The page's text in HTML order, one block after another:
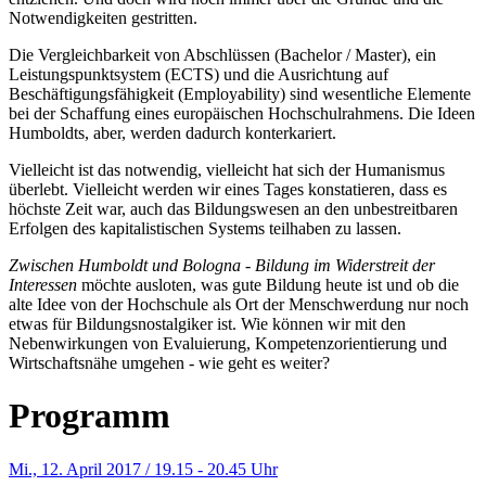
Notwendigkeiten gestritten.
Die Vergleichbarkeit von Abschlüssen (Bachelor / Master), ein
Leistungspunktsystem (ECTS) und die Ausrichtung auf
Beschäftigungsfähigkeit (Employability) sind wesentliche Elemente
bei der Schaffung eines europäischen Hochschulrahmens. Die Ideen
Humboldts, aber, werden dadurch konterkariert.
Vielleicht ist das notwendig, vielleicht hat sich der Humanismus
überlebt. Vielleicht werden wir eines Tages konstatieren, dass es
höchste Zeit war, auch das Bildungswesen an den unbestreitbaren
Erfolgen des kapitalistischen Systems teilhaben zu lassen.
Zwischen Humboldt und Bologna - Bildung im Widerstreit der
Interessen möchte ausloten, was gute Bildung heute ist und ob die
alte Idee von der Hochschule als Ort der Menschwerdung nur noch
etwas für Bildungsnostalgiker ist. Wie können wir mit den
Nebenwirkungen von Evaluierung, Kompetenzorientierung und
Wirtschaftsnähe umgehen - wie geht es weiter?
Programm
Mi., 12. April 2017 / 19.15 - 20.45 Uhr